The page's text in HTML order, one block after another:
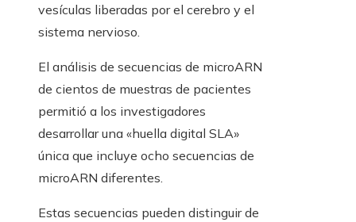
vesículas liberadas por el cerebro y el
sistema nervioso.
El análisis de secuencias de microARN
de cientos de muestras de pacientes
permitió a los investigadores
desarrollar una «huella digital SLA»
única que incluye ocho secuencias de
microARN diferentes.
Estas secuencias pueden distinguir de